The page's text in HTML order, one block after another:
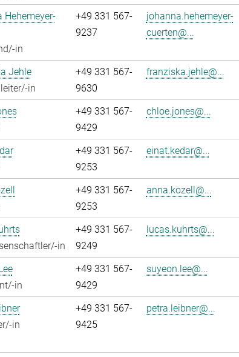
Hehemeyer-
in
+49 331 567-
9237
johanna.hehemeyer-
cuerten@...
Jehle
in
+49 331 567-
9630
franziska.jehle@...
+49 331 567-
9429
chloe.jones@...
+49 331 567-
9253
einat.kedar@...
+49 331 567-
9253
anna.kozell@...
in
+49 331 567-
9249
lucas.kuhrts@...
in
+49 331 567-
9429
suyeon.lee@...
in
+49 331 567-
9425
petra.leibner@...